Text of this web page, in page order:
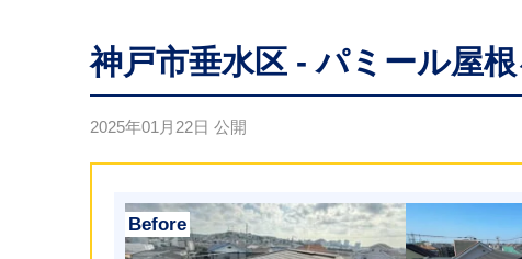
神戸市垂水区 - パミール屋
2025年01月22日 公開